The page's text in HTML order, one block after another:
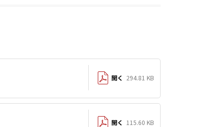
開く 294.81 KB
開く 115.60 KB